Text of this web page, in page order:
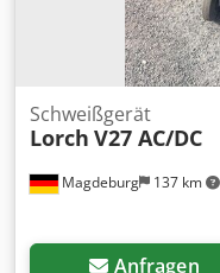
Magdeburg 137 km
Schweißgerät
Lorch V27 AC/DC
Anfragen